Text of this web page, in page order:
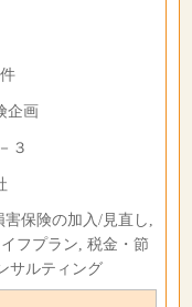
企画
３
保険の加入/見直し,
フプラン, 税金・節
サルティング